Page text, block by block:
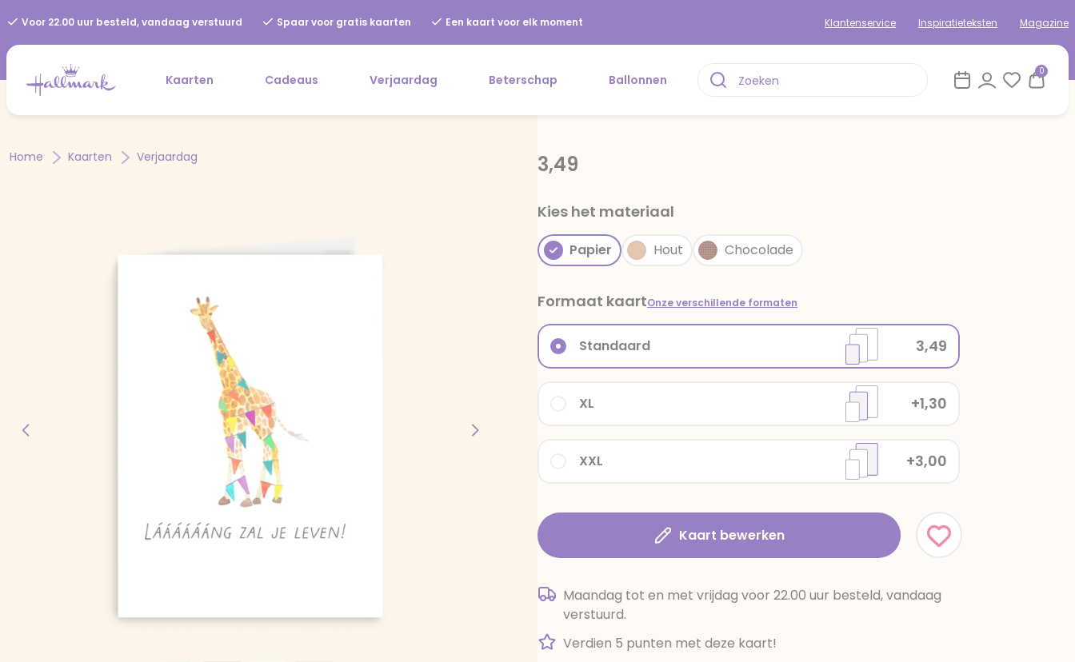
Voor 22.00 uur besteld, vandaag verstuurd Spaar voor gratis kaarten Een kaart voor elk moment Klantenservice Inspiratieteksten Magazine
Kaarten Cadeaus Verjaardag Beterschap Ballonnen
0
Home Kaarten Verjaardag 3,49
Kies het materiaal
Papier Hout Chocolade
Formaat kaartOnze verschillende formaten
XXL +3,00
XL +1,30
Standaard 3,49
Kaart bewerken
Maandag tot en met vrijdag voor 22.00 uur besteld, vandaag
verstuurd.
Verdien 5 punten met deze kaart!